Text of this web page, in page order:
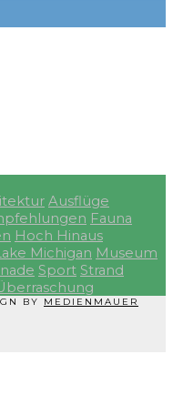
Ausflüge
Fauna
Hoch Hinaus
Michigan Museum
Sport Strand
BY MEDIENMAUER